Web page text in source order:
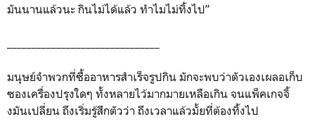
มันนานแล้วนะ กินไม่ได้แล้ว ทำไมไม่ทิ้งไป”
มนุษย์จำพวกที่ซื้ออาหารสำเร็จรูปกิน มักจะพบว่าตัวเองเผลอเก็บ
ซองเครื่องปรุงใดๆ ทั้งหลายไว้มากมายเหลือเกิน จนแพ็คเกจจิ้
งมันเปลี่ยน ถึงเริ่มรู้สึกตัวว่า ถึงเวลาแล้วมั้ยที่ต้องทิ้งไป